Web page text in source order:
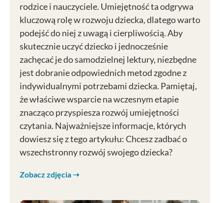
rodzice i nauczyciele. Umiejętność ta odgrywa
kluczową rolę w rozwoju dziecka, dlatego warto
podejść do niej z uwagą i cierpliwością. Aby
skutecznie uczyć dziecko i jednocześnie
zachęcać je do samodzielnej lektury, niezbędne
jest dobranie odpowiednich metod zgodne z
indywidualnymi potrzebami dziecka. Pamiętaj,
że właściwe wsparcie na wczesnym etapie
znacząco przyspiesza rozwój umiejętności
czytania. Najważniejsze informacje, których
dowiesz się z tego artykułu: Chcesz zadbać o
wszechstronny rozwój swojego dziecka?
Zobacz zdjęcia ➝